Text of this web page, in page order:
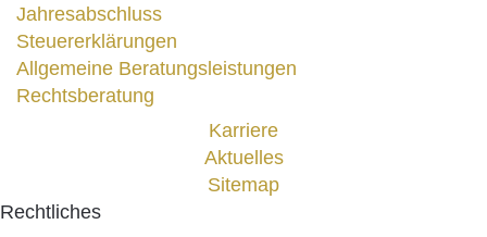
Jahresabschluss
Steuererklärungen
Allgemeine Beratungsleistungen
Rechtsberatung
Karriere
Aktuelles
Sitemap
Rechtliches